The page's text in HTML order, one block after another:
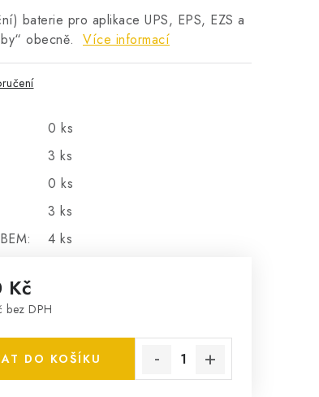
baterie pro aplikace UPS, EPS, EZS a
obecně. Více informací
0 ks
3 ks
0 ks
3 ks
4 ks
Kč
bez DPH
DO KOŠÍKU